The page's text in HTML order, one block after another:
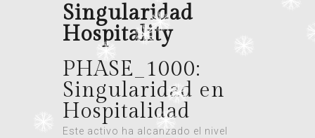
Singularidad
Hospitality
PHASE_1000:
Singularidad en
Hospitalidad
Este activo ha alcanzado el nivel